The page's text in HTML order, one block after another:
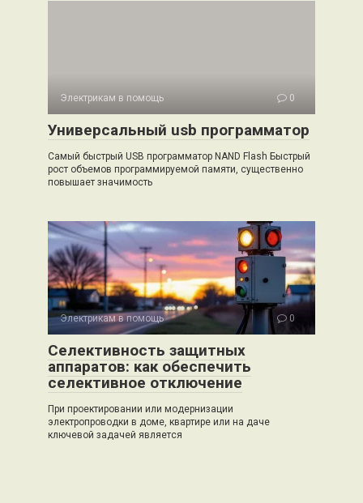
Электрикам в помощь 0
Универсальный usb программатор
Самый быстрый USB программатор NAND Flash Быстрый
рост объемов программируемой памяти, существенно
повышает значимость
Электрикам в помощь 0
Селективность защитных
аппаратов: как обеспечить
селективное отключение
При проектировании или модернизации
электропроводки в доме, квартире или на даче
ключевой задачей является